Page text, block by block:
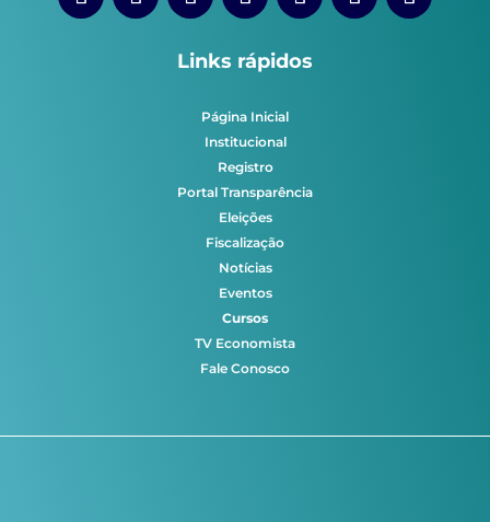
Links rápidos
Página Inicial
Institucional
Registro
Portal Transparência
Eleições
Fiscalização
Notícias
Eventos
Cursos
TV Economista
Fale Conosco